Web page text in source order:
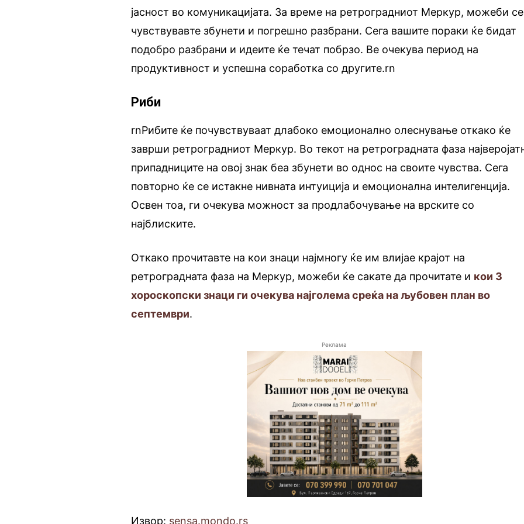
јасност во комуникацијата. За време на ретроградниот Меркур, можеби се
чувствувавте збунети и погрешно разбрани. Сега вашите пораки ќе бидат
подобро разбрани и идеите ќе течат побрзо. Ве очекува период на
продуктивност и успешна соработка со другите.rn
Риби
rnРибите ќе почувствуваат длабоко емоционално олеснување откако ќе
заврши ретроградниот Меркур. Во текот на ретроградната фаза
припадниците на овој знак беа збунети во однос на своите чувства. Сега
повторно ќе се истакне нивната интуиција и емоционална интелигенција.
Освен тоа, ги очекува можност за продлабочување на врските со
најблиските.
Откако прочитавте на кои знаци најмногу ќе им влијае крајот на
ретроградната фаза на Меркур, можеби ќе сакате да прочитате и кои 3
хороскопски знаци ги очекува најголема среќа на љубовен план во
септември.
Реклама
Извор: sensa.mondo.rs